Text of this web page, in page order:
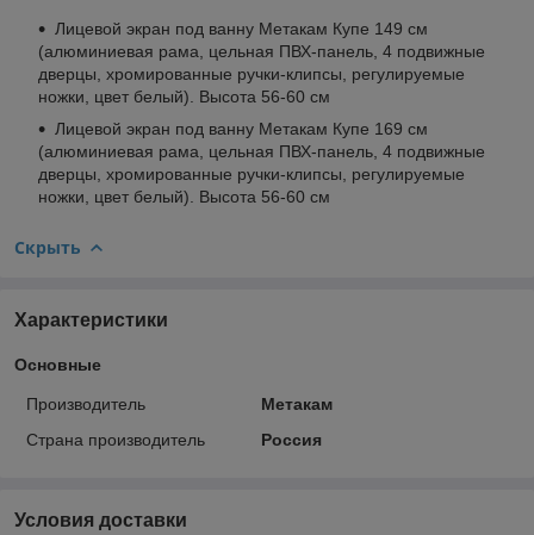
Лицевой экран под ванну Метакам Купе 149 см
(алюминиевая рама, цельная ПВХ-панель, 4 подвижные
дверцы, хромированные ручки-клипсы, регулируемые
ножки, цвет белый). Высота 56-60 см
Лицевой экран под ванну Метакам Купе 169 см
(алюминиевая рама, цельная ПВХ-панель, 4 подвижные
дверцы, хромированные ручки-клипсы, регулируемые
ножки, цвет белый). Высота 56-60 см
Скрыть
Характеристики
Основные
Производитель
Метакам
Страна производитель
Россия
Условия доставки